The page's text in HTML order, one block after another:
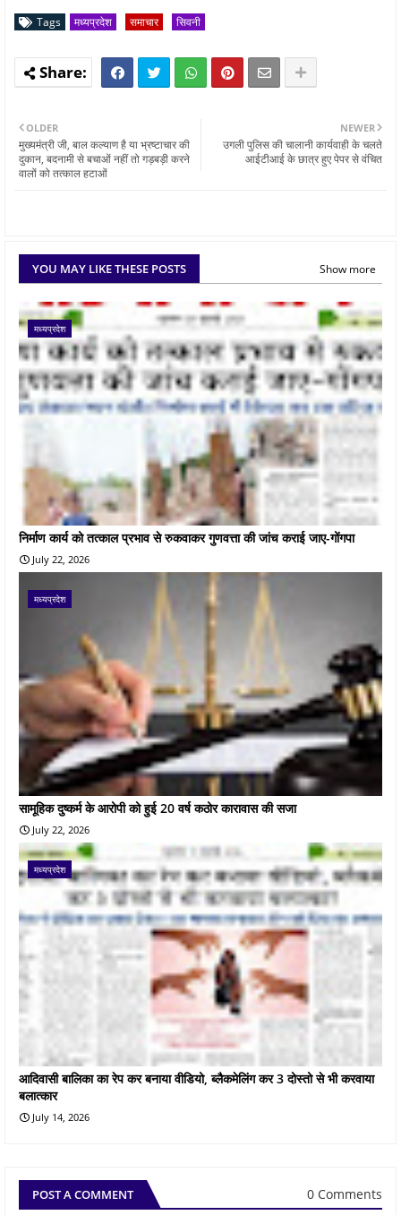
Tags मध्यप्रदेश समाचार सिवनी
NEWER
उगली पुलिस की चालानी कार्यवाही के चलते
आईटीआई के छात्र हुए पेपर से वंचित
OLDER
मुख्यमंत्री जी, बाल कल्याण है या भ्रष्टाचार की
दुकान, बदनामी से बचाओं नहीं तो गड़बड़ी करने
वालों को तत्काल हटाओं
YOU MAY LIKE THESE POSTS Show more
मध्यप्रदेश
निर्माण कार्य को तत्काल प्रभाव से रुकवाकर गुणवत्ता की जांच कराई जाए-गोंगपा
July 22, 2026
मध्यप्रदेश
सामूहिक दुष्कर्म के आरोपी को हुई 20 वर्ष कठोर कारावास की सजा
July 22, 2026
मध्यप्रदेश
आदिवासी बालिका का रेप कर बनाया वीडियो, ब्लैकमेलिंग कर 3 दोस्तो से भी करवाया
बलात्कार
July 14, 2026
POST A COMMENT 0 Comments